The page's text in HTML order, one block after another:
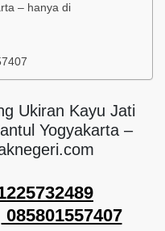
– hanya di
Ukiran Kayu Jati
Yogyakarta –
085801557407